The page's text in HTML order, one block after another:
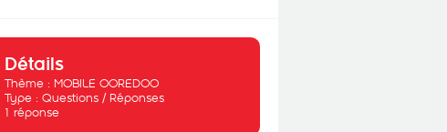
Détails
Thème : MOBILE OOREDOO
Type : Questions / Réponses
1 réponse